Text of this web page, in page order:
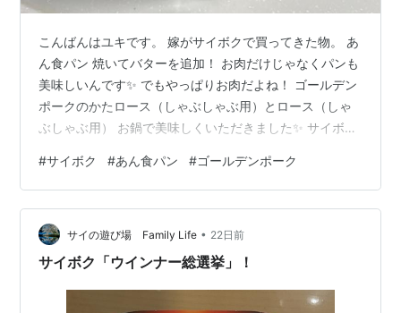
こんばんはユキです。 嫁がサイボクで買ってきた物。 あ
ん食パン 焼いてバターを追加！ お肉だけじゃなくパンも
美味しいんです✨ でもやっぱりお肉だよね！ ゴールデン
ポークのかたロース（しゃぶしゃぶ用）とロース（しゃ
ぶしゃぶ用） お鍋で美味しくいただきました✨ サイボク
クはじめてのお味見セット360080 ギフト お中元 御中元
内祝い 結婚祝い 出産 お返し 贈り物 贈答品 ベーコン シ
ョルダーベーコン ウインナー マスタード 詰め合わせ 肉
豚肉 お取り寄せグルメ おつまみ 送料無料 高級 おすすめ
価格：3,450円（税込、送料無料) (…
#サイボク #あん食パン #ゴールデンポーク
サイの遊び場 Family Life • 22日前
サイボク「ウインナー総選挙」！